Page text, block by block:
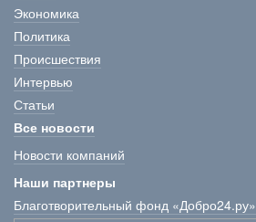
Экономика
Политика
Происшествия
Интервью
Статьи
Все новости
Новости компаний
Наши партнеры
Благотворительный фонд «Добро24.ру»